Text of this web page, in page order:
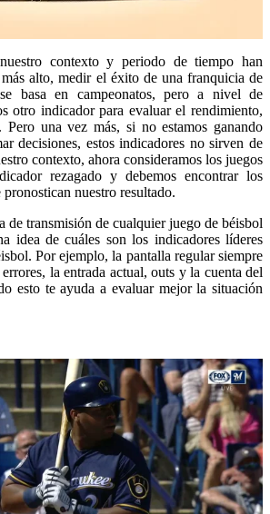
contexto y periodo de tiempo han
alto, medir el éxito de una franquicia de
basa en campeonatos, pero a nivel de
otro indicador para evaluar el rendimiento,
Pero una vez más, si no estamos ganando
decisiones, estos indicadores no sirven de
contexto, ahora consideramos los juegos
rezagado y debemos encontrar los
nuestro resultado.
de transmisión de cualquier juego de béisbol
idea de cuáles son los indicadores líderes
Por ejemplo, la pantalla regular siempre
la entrada actual, outs y la cuenta del
esto te ayuda a evaluar mejor la situación